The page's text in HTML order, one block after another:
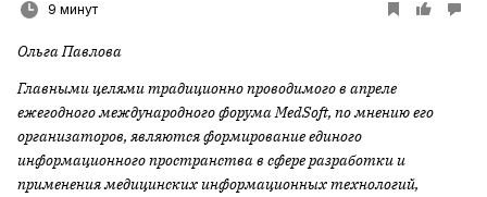
9 минут
Ольга Павлова
Главными целями традиционно проводимого в апреле
ежегодного международного форума MedSoft, по мнению его
организаторов, являются формирование единого
информационного пространства в сфере разработки и
применения медицинских информационных технологий,